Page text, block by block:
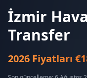
İzmir
Transfer
2026 Fiyatları